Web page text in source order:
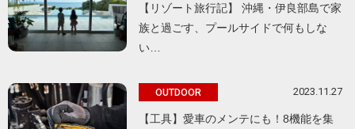
【リゾート旅行記】 沖縄・伊良部島で家
族と過ごす、プールサイドで何もしな
い…
OUTDOOR 2023.11.27
【工具】愛車のメンテにも！8機能を集